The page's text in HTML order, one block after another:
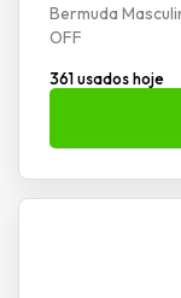
Bermuda
OFF
361 usados hoje